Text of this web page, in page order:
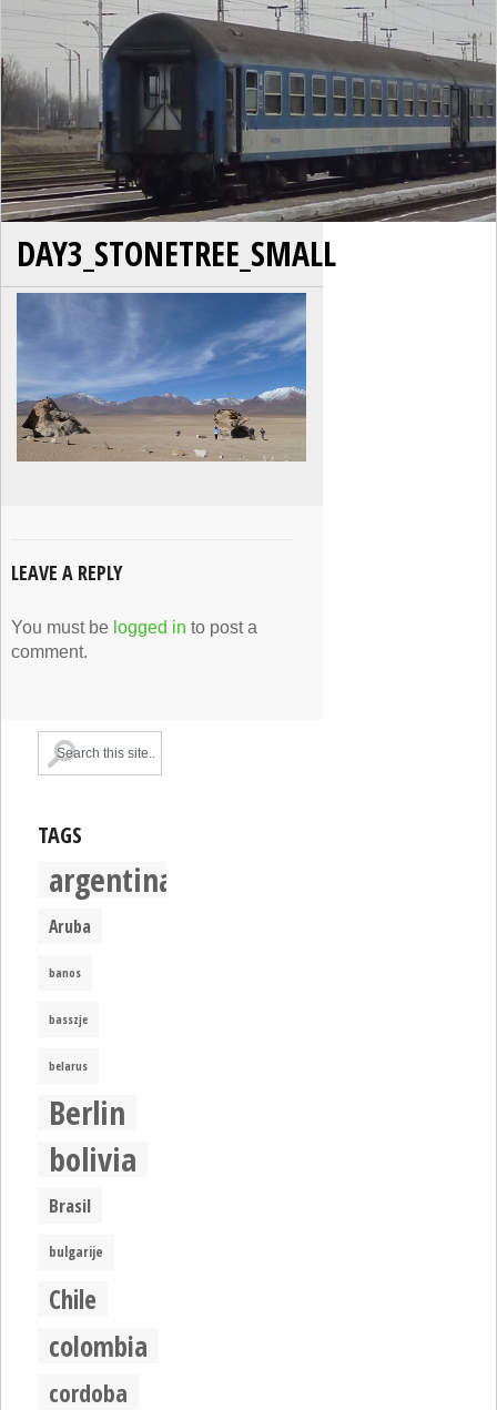
DAY3_STONETREE_SMALL
LEAVE A REPLY
You must be logged in to post a
comment.
TAGS
argentina
Aruba
banos
basszje
belarus
Berlin
bolivia
Brasil
bulgarije
Chile
colombia
cordoba